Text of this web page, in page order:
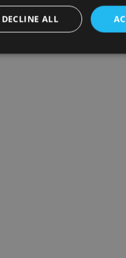
DECLINE ALL